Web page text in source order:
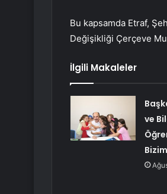
Bu kapsamda Etraf,
Değişikliği Çerçeve
İlgili Makaleler
ve